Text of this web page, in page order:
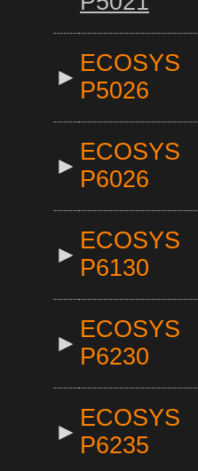
►
ECOSYS
P5026
►
ECOSYS
P6026
►
ECOSYS
P6130
►
ECOSYS
P6230
►
ECOSYS
P6235